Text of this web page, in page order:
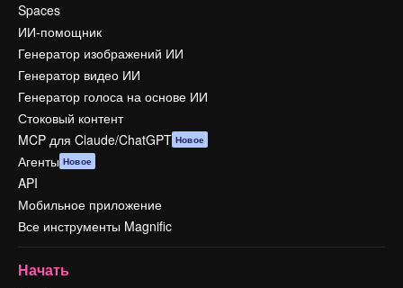
Spaces
ИИ-помощник
Генератор изображений ИИ
Генератор видео ИИ
Генератор голоса на основе ИИ
Стоковый контент
MCP для Claude/ChatGPT Новое
Агенты Новое
API
Мобильное приложение
Все инструменты Magnific
Начать